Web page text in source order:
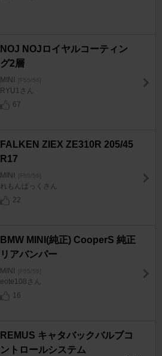
NOJ NOJロイヤルコーティン
グ2層
MINI [F55/56]
RYU1さん
67
FALKEN ZIEX ZE310R 205/45
R17
MINI [F55/56]
れもんぱっくさん
22
BMW MINI(純正) CooperS 純正
リアバンパー
MINI [F55/56]
eote108さん
16
REMUS キャタバックバルブコ
ントロールシステム